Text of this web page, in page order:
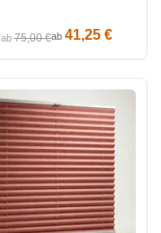
ab75,00 €ab 41,25 €